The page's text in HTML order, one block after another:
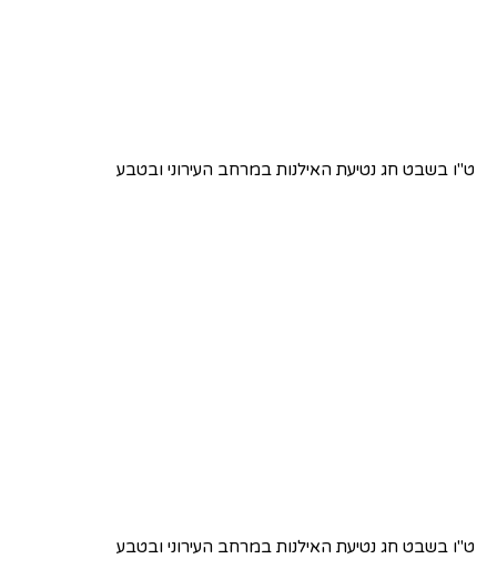
ט"ו בשבט חג נטיעת האילנות במרחב העירוני ובטבע
ט"ו בשבט חג נטיעת האילנות במרחב העירוני ובטבע